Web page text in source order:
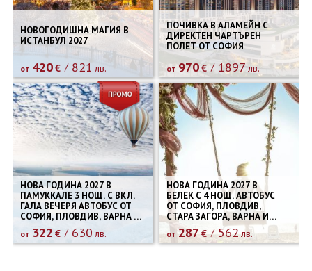
НОВОГОДИШНА МАГИЯ В
ИСТАНБУЛ 2027
от 420€ 821 лв.
ПОЧИВКА В АЛАМЕЙН С
ДИРЕКТЕН ЧАРТЪРЕН
ПОЛЕТ ОТ СОФИЯ
от 970€ 1897лв.
НОВА ГОДИНА 2027 В
ПАМУККАЛЕ 3 НОЩ. С ВКЛ.
ГАЛА ВЕЧЕРЯ АВТОБУС ОТ
СОФИЯ, ПЛОВДИВ, ВАРНА И
БУРГАС
от 322 € 630 лв.
НОВА ГОДИНА 2027 В
БЕЛЕК С 4 НОЩ. АВТОБУС
ОТ СОФИЯ, ПЛОВДИВ,
СТАРА ЗАГОРА, ВАРНА И
БУРГАС
от287€ 562лв.